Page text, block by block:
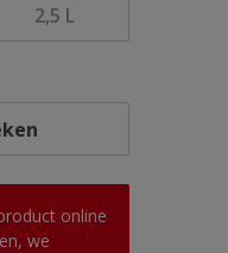
2,5 L
online
we